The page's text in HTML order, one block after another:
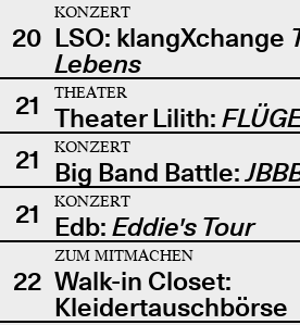
20
KONZERT
LSO: klangXchange
Lebens
21
THEATER
Theater Lilith:
21
KONZERT
Big Band Battle:
21
KONZERT
Edb: Eddie's Tour
22
ZUM MITMACHEN
Walk-in Closet:
Kleidertauschbörse